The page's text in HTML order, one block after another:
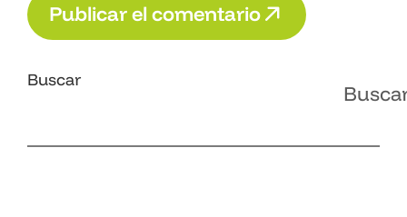
Publicarel comentario
Publicarelcomentario
Buscar